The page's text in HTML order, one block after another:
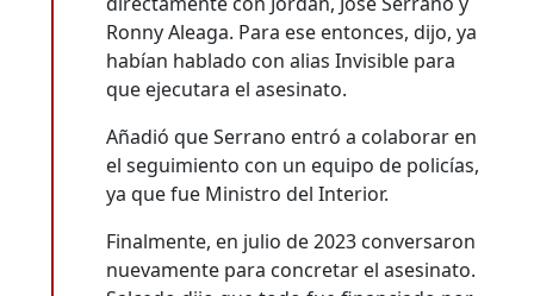
Ronny Aleaga. Para ese entonces, dijo, ya
habían hablado con alias Invisible para
que ejecutara el asesinato.
Añadió que Serrano entró a colaborar en
el seguimiento con un equipo de policías,
ya que fue Ministro del Interior.
Finalmente, en julio de 2023 conversaron
nuevamente para concretar el asesinato.